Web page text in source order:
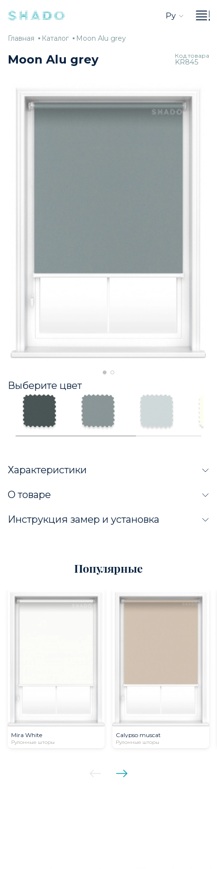
Ру
Главная Главная
КаталогКаталог
Moon
grey
Moon Alu grey
Moon Alu grey Код товара
KR845
Выберите цвет
Характеристики
О товаре
Инструкция замер и установка
Популярные
Mira White
Рулонные шторы
Calypso muscat
Рулонные шторы